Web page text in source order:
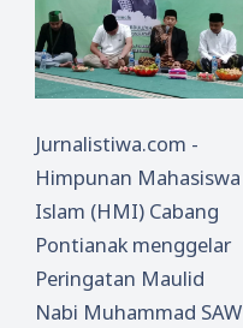
Jurnalistiwa.com -
Himpunan Mahasiswa
Islam (HMI) Cabang
Pontianak menggelar
Peringatan Maulid
Nabi Muhammad SAW